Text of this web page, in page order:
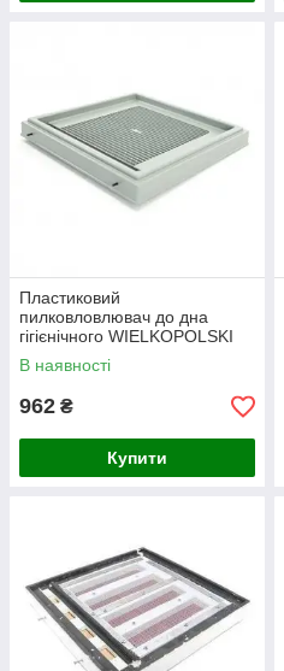
Пластиковий
пилковловлювач до дна
гігієнічного WIELKOPOLSKI
В наявності
962 ₴
Купити